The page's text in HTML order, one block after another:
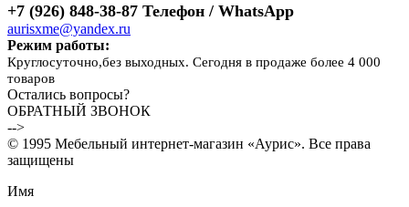
+7 (926) 848-38-87 Телефон / WhatsApp
aurisxme@yandex.ru
Режим работы:
Круглосуточно,без выходных. Сегодня в продаже более 4 000
товаров
Остались вопросы?
ОБРАТНЫЙ ЗВОНОК
-->
© 1995 Мебельный интернет-магазин «Аурис». Все права
защищены
Имя